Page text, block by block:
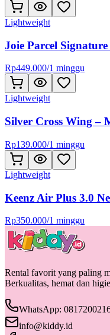
Lightweight
Joie Parcel
Rp449.000/1 minggu
Lightweight
Silver Cross Wing –
Rp139.000/1 minggu
Lightweight
Keenz Air Plus 3.0
Rp350.000/1 minggu
Rental favorit yang paling
Berkualitas, hemat dan
WhatsApp:
info@kiddy.id